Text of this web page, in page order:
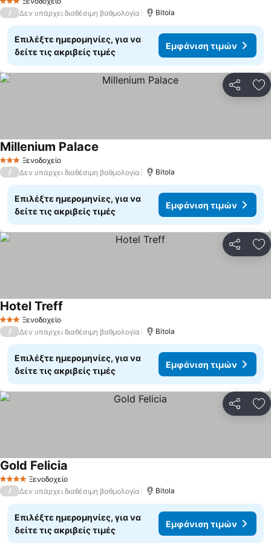
3 Αστέρια
/
Δεν υπάρχει διαθέσιμη βαθμολογία Bitola
Επιλέξτε ημερομηνίες, για να
δείτε τις ακριβείς τιμές
Εμφάνιση τιμών
3 ΑστέριαΞενοδοχείο
Millenium Palace
/ Δεν υπάρχει διαθέσιμη βαθμολογία Bitola
Επιλέξτε ημερομηνίες, για να
δείτε τις ακριβείς τιμές
Εμφάνιση τιμών
3 ΑστέριαΞενοδοχείο
Hotel Treff
/ Δεν υπάρχει διαθέσιμη βαθμολογία Bitola
Επιλέξτε ημερομηνίες, για να
δείτε τις ακριβείς τιμές
Εμφάνιση τιμών
4 ΑστέριαΞενοδοχείο
Gold Felicia
/ Δεν υπάρχει διαθέσιμη βαθμολογία Bitola
Επιλέξτε ημερομηνίες, για να
δείτε τις ακριβείς τιμές
Εμφάνιση τιμών